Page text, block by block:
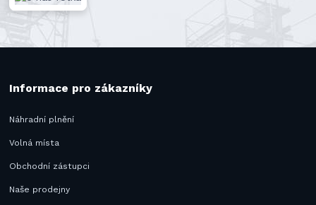
Informace pro zákazníky
Náhradní plnění
Volná místa
Obchodní zástupci
Naše prodejny